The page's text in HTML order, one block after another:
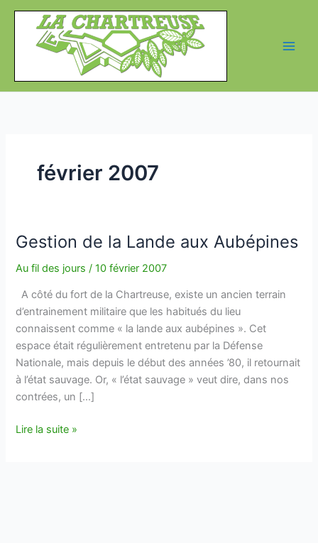
Aller
contenu
février 2007
Gestion de la Lande aux Aubépines
Au fil des jours /10 février 2007
A côté du fort de la Chartreuse, existe un ancien terrain
d’entrainement militaire que les habitués du lieu
connaissent comme « la lande aux aubépines ». Cet
espace était régulièrement entretenu par la Défense
Nationale, mais depuis le début des années ’80, il retournait
à l’état sauvage. Or, « l’état sauvage » veut dire, dans nos
contrées, un […]
Gestion
Lire la suite »